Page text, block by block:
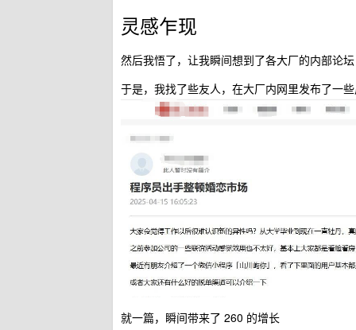
灵感乍现
然后我悟了，让我瞬间想到了各大厂的内部论
于是，我找了些友人，在大厂内网里发布了一
就一篇，瞬间带来了 260 的增长